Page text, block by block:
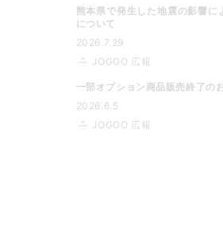
熊本県で発生した地震の影響に
について
2026.7.29
JOGGO 広報
一部オプション商品販売終了の
2026.6.5
JOGGO 広報